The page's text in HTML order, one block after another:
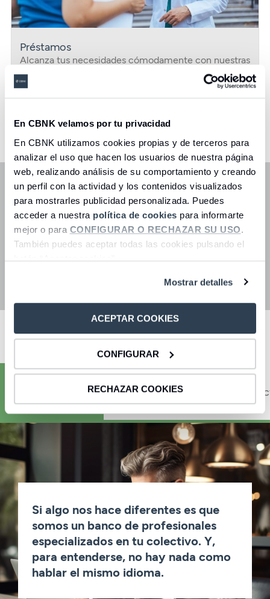
En CBNK velamos por tu privacidad
En CBNK utilizamos cookies propias y de terceros para
analizar el uso que hacen los usuarios de nuestra página
web, realizando análisis de su comportamiento y creando
un perfil con la actividad y los contenidos visualizados
para mostrarles publicidad personalizada. Puedes
acceder a nuestra política de cookies para informarte
mejor o para CONFIGURAR O RECHAZAR SU USO.
También puedes aceptar todas las cookies pulsando el
botón “Aceptar cookies”.
Mostrar detalles
ACEPTAR COOKIES
CONFIGURAR
RECHAZAR COOKIES
Alcanza tus necesidades cómodamente con nuestras
condiciones especiales.
Apoyamos tu carrera profesional con
una oferta de inversión a la altura de
tus necesidades.
Ir a inversión
4 razones para estar en CBNK
Conocemos
Atención
personalizada
Si algo nos hace diferentes es que
somos un banco de profesionales
para entenderse, no hay nada como
hablar el mismo idioma.